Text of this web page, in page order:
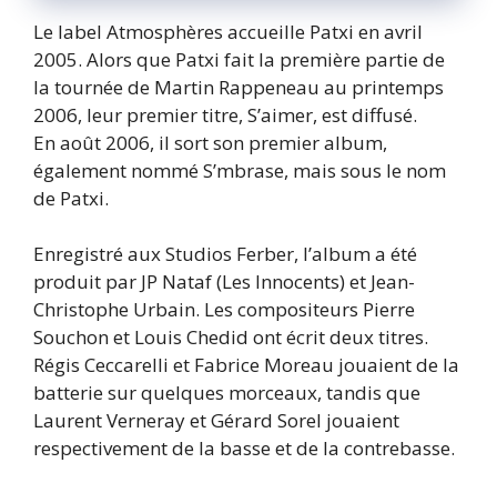
Le label Atmosphères accueille Patxi en avril
2005. Alors que Patxi fait la première partie de
la tournée de Martin Rappeneau au printemps
2006, leur premier titre, S’aimer, est diffusé.
En août 2006, il sort son premier album,
également nommé S’mbrase, mais sous le nom
de Patxi.
Enregistré aux Studios Ferber, l’album a été
produit par JP Nataf (Les Innocents) et Jean-
Christophe Urbain. Les compositeurs Pierre
Souchon et Louis Chedid ont écrit deux titres.
Régis Ceccarelli et Fabrice Moreau jouaient de la
batterie sur quelques morceaux, tandis que
Laurent Verneray et Gérard Sorel jouaient
respectivement de la basse et de la contrebasse.